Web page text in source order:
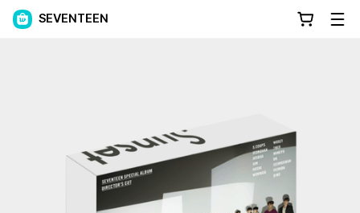
SEVENTEEN